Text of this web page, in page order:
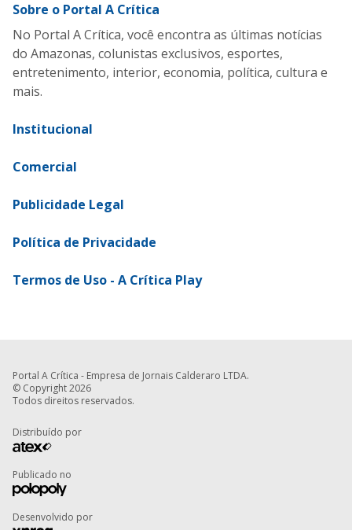
Sobre o Portal A Crítica
No Portal A Crítica, você encontra as últimas notícias
do Amazonas, colunistas exclusivos, esportes,
entretenimento, interior, economia, política, cultura e
mais.
Institucional
Comercial
Publicidade Legal
Política de Privacidade
Termos de Uso - A Crítica Play
Portal A Crítica - Empresa de Jornais Calderaro LTDA.
© Copyright 2026
Todos direitos reservados.
Distribuído por
Publicado no
Desenvolvido por